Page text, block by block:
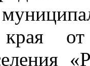
края